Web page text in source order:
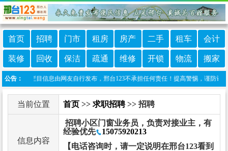
首页 招聘 门市 租房 房产 二手 租车 会计
装修 回收 保洁 疏通 维修 开锁 物流 搬家
公告：
声明：本栏目信息由网友自行发布，邢台123不承担任何责任！提高警惕，谨防诈
当前位置 首页 >> 求职招聘>> 招聘
信息内容
招聘小区门窗业务员，负责对接业主，有
经验优先
15075920213
【电话咨询时，请一定说明在邢台123看到